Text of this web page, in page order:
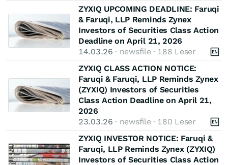
ZYXIQ UPCOMING DEADLINE: Faruqi
& Faruqi, LLP Reminds Zynex
Investors of Securities Class Action
Deadline on April 21, 2026
14.03.26 · newsfile · 188 Leser
ZYXIQ CLASS ACTION NOTICE:
Faruqi & Faruqi, LLP Reminds Zynex
(ZYXIQ) Investors of Securities
Class Action Deadline on April 21,
2026
23.03.26 · newsfile · 180 Leser
ZYXIQ INVESTOR NOTICE: Faruqi &
Faruqi, LLP Reminds Zynex (ZYXIQ)
Investors of Securities Class Action